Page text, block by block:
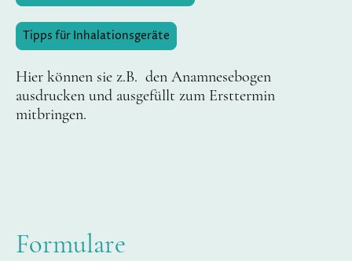
Tipps für Inhalationsgeräte
Hier können sie z.B. den Anamnesebogen
ausdrucken und ausgefüllt zum Ersttermin
mitbringen.
Formulare